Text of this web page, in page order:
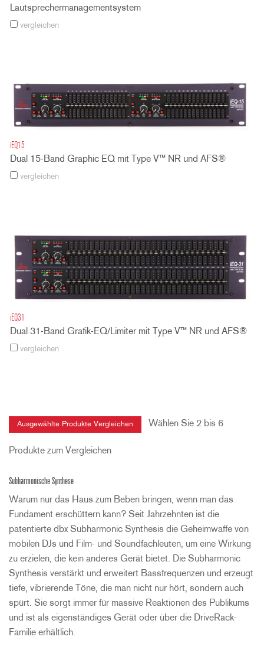
Lautsprechermanagementsystem
vergleichen
iEQ15
Dual 15-Band Graphic EQ mit Type V™ NR und AFS®
vergleichen
iEQ31
Dual 31-Band Grafik-EQ/Limiter mit Type V™ NR und AFS®
vergleichen
Wählen Sie 2 bis 6
Produkte zum Vergleichen
Subharmonische Synthese
Warum nur das Haus zum Beben bringen, wenn man das
Fundament erschüttern kann? Seit Jahrzehnten ist die
patentierte dbx Subharmonic Synthesis die Geheimwaffe von
mobilen DJs und Film- und Soundfachleuten, um eine Wirkung
zu erzielen, die kein anderes Gerät bietet. Die Subharmonic
Synthesis verstärkt und erweitert Bassfrequenzen und erzeugt
tiefe, vibrierende Töne, die man nicht nur hört, sondern auch
spürt. Sie sorgt immer für massive Reaktionen des Publikums
und ist als eigenständiges Gerät oder über die DriveRack-
Familie erhältlich.